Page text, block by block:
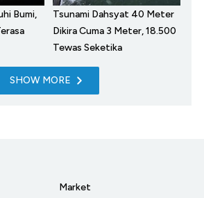
Bumi,
Tsunami Dahsyat 40 Meter
Dikira Cuma 3 Meter, 18.500
Tewas Seketika
SHOW MORE
Market